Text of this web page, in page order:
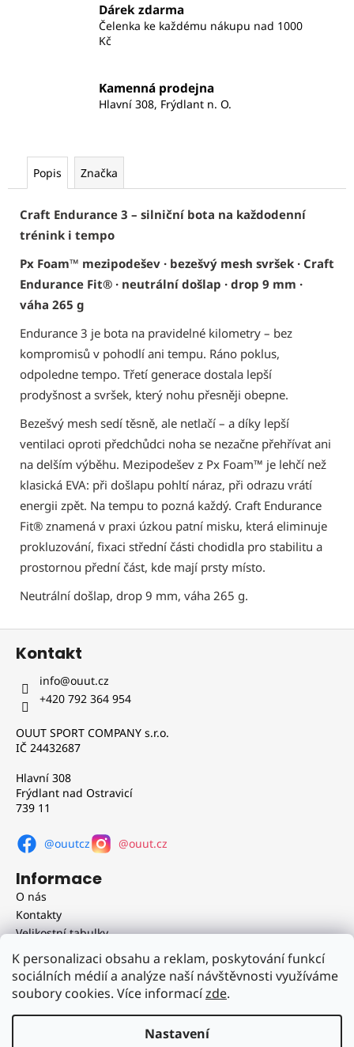
K personalizaci obsahu a reklam, poskytování funkcí
sociálních médií a analýze naší návštěvnosti využíváme
soubory cookies. Více informacízde.
Nastavení
Dárek zdarma
Čelenka ke každému nákupu nad 1000
Kč
Kamenná prodejna
Hlavní 308, Frýdlant n. O.
Popis Značka
Craft Endurance 3 – silniční bota na každodenní
trénink i tempo
Px Foam™ mezipodešev · bezešvý mesh svršek · Craft
Endurance Fit® · neutrální došlap · drop 9 mm ·
váha 265 g
Endurance 3 je bota na pravidelné kilometry – bez
kompromisů v pohodlí ani tempu. Ráno poklus,
odpoledne tempo. Třetí generace dostala lepší
prodyšnost a svršek, který nohu přesněji obepne.
Bezešvý mesh sedí těsně, ale netlačí – a díky lepší
ventilaci oproti předchůdci noha se nezačne přehřívat ani
na delším výběhu. Mezipodešev z Px Foam™ je lehčí než
klasická EVA: při došlapu pohltí náraz, při odrazu vrátí
energii zpět. Na tempu to pozná každý. Craft Endurance
Fit® znamená v praxi úzkou patní misku, která eliminuje
prokluzování, fixaci střední části chodidla pro stabilitu a
prostornou přední část, kde mají prsty místo.
Neutrální došlap, drop 9 mm, váha 265 g.
Z
Kontakt
info@ouut.cz
+420 792 364 954
OUUT SPORT COMPANY s.r.o.
IČ 24432687
Hlavní 308
Frýdlant nad Ostravicí
739 11
@ouutcz @ouut.cz
Informace
O nás
Kontakty
Velikostní tabulky
Obchodní podmínky
Doprava a platba
Reklamační řád
Podmínky ochrany osobních údajů